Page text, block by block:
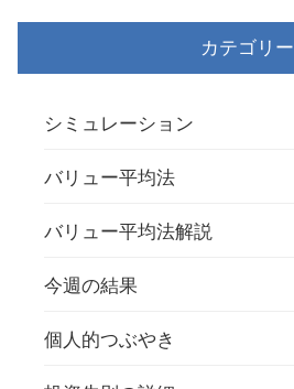
カテゴリー
シミュレーション
バリュー平均法
バリュー平均法解説
今週の結果
個人的つぶやき